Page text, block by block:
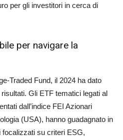
per gli investitori in cerca di
per navigare la
Traded Fund, il 2024 ha dato
Gli ETF tematici legati al
dall’indice FEI Azionari
(USA), hanno guadagnato in
focalizzati su criteri ESG,